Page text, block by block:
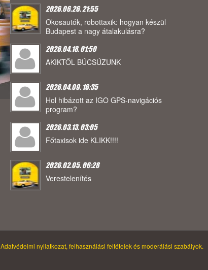
2026.06.26. 21:55
Okosautók, robottaxik: hogyan készül
Budapest a nagy átalakulásra?
2026.04.18. 01:50
AKIKTŐL BÚCSÚZUNK
2026.04.09. 16:35
Hol hibázott az IGO GPS-navigációs
program?
2026.03.13. 03:05
Főtaxisok ide KLIKK!!!!
2026.02.05. 06:28
Verestelenítés
Adatvédelmi nyilatkozat, felhasználási feltételek és moderálási szabályok.